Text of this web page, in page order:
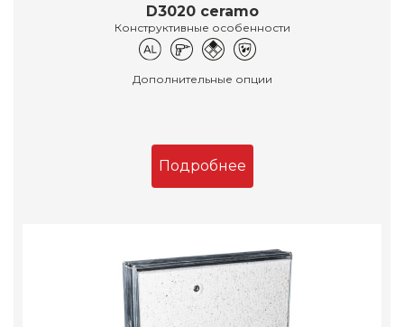
D3020 ceramo
Конструктивные особенности
Дополнительные опции
Подробнее